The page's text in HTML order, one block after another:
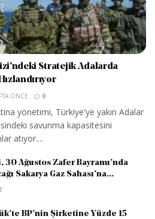
Stratejik Adalarda
ÖNCE 0
yönetimi, Türkiye'ye yakın Adalar
savunma kapasitesini
atıyor....
30 Ağustos Zafer Bayramı’nda
Sakarya Gaz Sahası’na...
BP’nin Şirketine Yüzde 15